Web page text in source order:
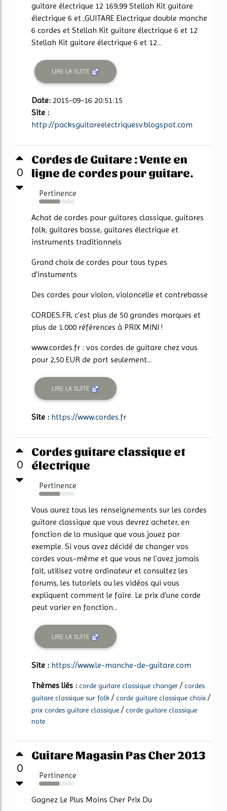
guitare électrique 12 169,99 Stellah Kit guitare
électrique 6 et ,GUITARE Electrique double manche
6 cordes et Stellah Kit guitare électrique 6 et 12
Stellah Kit guitare électrique 6 et 12...
LIRE LA SUITE
Date: 2015-09-16 20:51:15
Site :
http://packsguitareelectriquesv.blogspot.com
0
Cordes de Guitare : Vente en
ligne de cordes pour guitare.
Pertinence
58%
Achat de cordes pour guitares classique, guitares
folk, guitares basse, guitares électrique et
instruments traditionnels
Grand choix de cordes pour tous types
d'instuments
Des cordes pour violon, violoncelle et contrebasse
CORDES.FR, c'est plus de 50 grandes marques et
plus de 1.000 références à PRIX MINI !
www.cordes.fr : vos cordes de guitare chez vous
pour 2,50 EUR de port seulement...
LIRE LA SUITE
Site : https://www.cordes.fr
0
Cordes guitare classique et
électrique
Pertinence
58%
Vous aurez tous les renseignements sur les cordes
guitare classique que vous devrez acheter, en
fonction de la musique que vous jouez par
exemple. Si vous avez décidé de changer vos
cordes vous-même et que vous ne l'avez jamais
fait, utilisez votre ordinateur et consultez les
forums, les tutoriels ou les vidéos qui vous
expliquent comment le faire. Le prix d'une corde
peut varier en fonction...
LIRE LA SUITE
Site : https://www.le-manche-de-guitare.com
Thèmes liés : corde guitare classique changer /cordes
guitare classique sur folk /corde guitare classique choix /
prix cordes guitare classique /corde guitare classique
note
0
Guitare Magasin Pas Cher 2013
Pertinence
57%
Gagnez Le Plus Moins Cher Prix Du